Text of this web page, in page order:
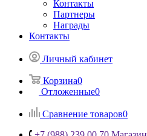
Контакты
Партнеры
Награды
Контакты
Личный кабинет
Корзина0
Отложенные0
Сравнение товаров0